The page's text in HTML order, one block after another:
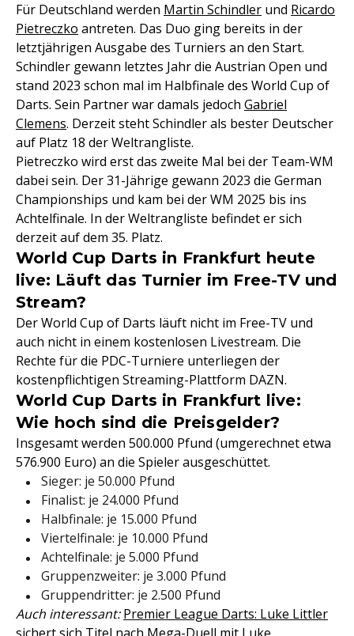
Für Deutschland werden Martin Schindler und Ricardo
Pietreczko antreten. Das Duo ging bereits in der
letztjährigen Ausgabe des Turniers an den Start.
Schindler gewann letztes Jahr die Austrian Open und
stand 2023 schon mal im Halbfinale des World Cup of
Darts. Sein Partner war damals jedoch Gabriel
Clemens. Derzeit steht Schindler als bester Deutscher
auf Platz 18 der Weltrangliste.
Pietreczko wird erst das zweite Mal bei der Team-WM
dabei sein. Der 31-Jährige gewann 2023 die German
Championships und kam bei der WM 2025 bis ins
Achtelfinale. In der Weltrangliste befindet er sich
derzeit auf dem 35. Platz.
World Cup Darts in Frankfurt heute
live: Läuft das Turnier im Free-TV und
Stream?
Der World Cup of Darts läuft nicht im Free-TV und
auch nicht in einem kostenlosen Livestream. Die
Rechte für die PDC-Turniere unterliegen der
kostenpflichtigen Streaming-Plattform DAZN.
World Cup Darts in Frankfurt live:
Wie hoch sind die Preisgelder?
Insgesamt werden 500.000 Pfund (umgerechnet etwa
576.900 Euro) an die Spieler ausgeschüttet.
Sieger: je 50.000 Pfund
Finalist: je 24.000 Pfund
Halbfinale: je 15.000 Pfund
Viertelfinale: je 10.000 Pfund
Achtelfinale: je 5.000 Pfund
Gruppenzweiter: je 3.000 Pfund
Gruppendritter: je 2.500 Pfund
Auch interessant: Premier League Darts: Luke Littler